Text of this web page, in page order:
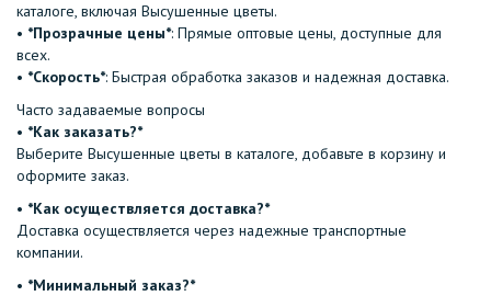
каталоге, включая Высушенные цветы.
•⁠ ⁠ *Прозрачные цены*: Прямые оптовые цены, доступные для
всех.
•⁠ ⁠ *Скорость*: Быстрая обработка заказов и надежная доставка.
Часто задаваемые вопросы
•⁠ ⁠*Как заказать?*
Выберите Высушенные цветы в каталоге, добавьте в корзину и
оформите заказ.
•⁠ ⁠ *Как осуществляется доставка?*
Доставка осуществляется через надежные транспортные
компании.
•⁠ ⁠ *Минимальный заказ?*